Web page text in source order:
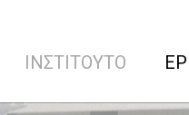
ΙΝΣΤΙΤΟΥΤΟ